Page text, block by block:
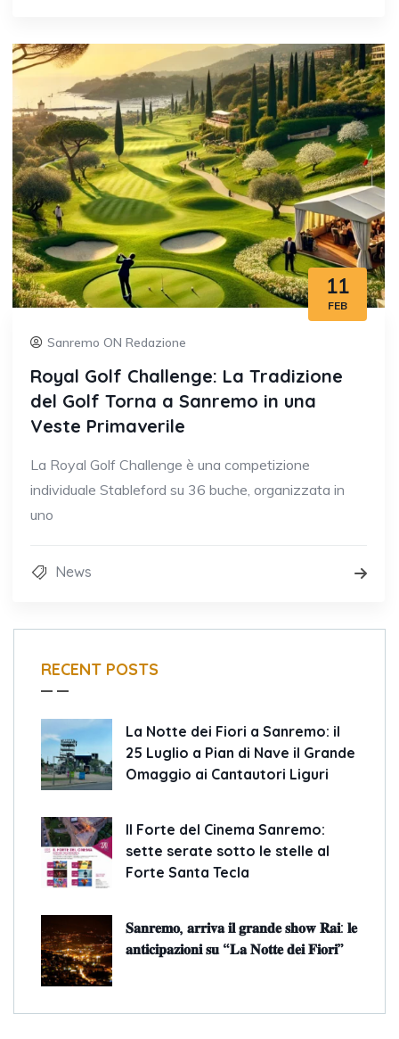
11
FEB
Sanremo ON Redazione
Royal Golf Challenge: La Tradizione
del Golf Torna a Sanremo in una
Veste Primaverile
La Royal Golf Challenge è una competizione
individuale Stableford su 36 buche, organizzata in
uno
News
RECENT POSTS
La Notte dei Fiori a Sanremo: il
25 Luglio a Pian di Nave il Grande
Omaggio ai Cantautori Liguri
Il Forte del Cinema Sanremo:
sette serate sotto le stelle al
Forte Santa Tecla
𝐒𝐚𝐧𝐫𝐞𝐦𝐨, 𝐚𝐫𝐫𝐢𝐯𝐚 𝐢𝐥 𝐠𝐫𝐚𝐧𝐝𝐞 𝐬𝐡𝐨𝐰 𝐑𝐚𝐢: 𝐥𝐞
𝐚𝐧𝐭𝐢𝐜𝐢𝐩𝐚𝐳𝐢𝐨𝐧𝐢 𝐬𝐮 “𝐋𝐚 𝐍𝐨𝐭𝐭𝐞 𝐝𝐞𝐢 𝐅𝐢𝐨𝐫𝐢”